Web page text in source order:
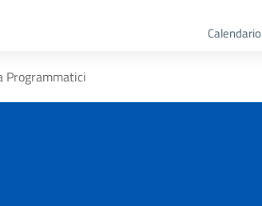
Calendario
Programmatici